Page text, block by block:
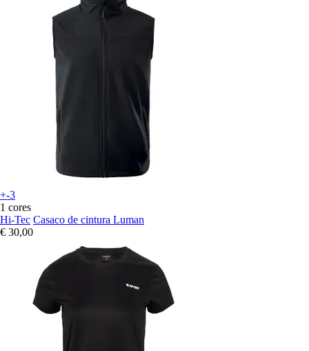
+-3
1 cores
Hi-Tec Casaco de cintura Luman
€ 30,00